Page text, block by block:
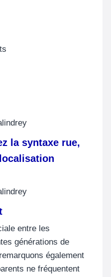
la syntaxe rue,
entre les
générations de
également
ne fréquentent